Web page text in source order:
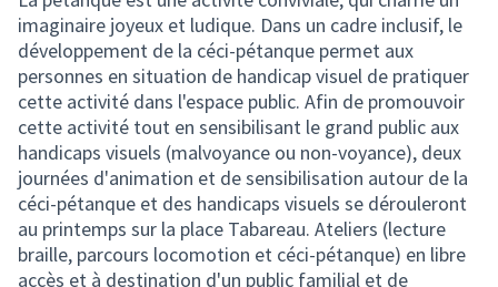
imaginaire joyeux et ludique. Dans un cadre inclusif, le
développement de la céci-pétanque permet aux
personnes en situation de handicap visuel de pratiquer
cette activité dans l'espace public. Afin de promouvoir
cette activité tout en sensibilisant le grand public aux
handicaps visuels (malvoyance ou non-voyance), deux
journées d'animation et de sensibilisation autour de la
céci-pétanque et des handicaps visuels se dérouleront
au printemps sur la place Tabareau. Ateliers (lecture
braille, parcours locomotion et céci-pétanque) en libre
accès et à destination d'un public familial et de